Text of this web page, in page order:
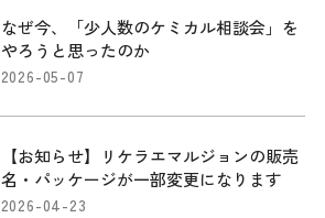
なぜ今、「少人数のケミカル相談会」を
やろうと思ったのか
2026-05-07
【お知らせ】リケラエマルジョンの販売
名・パッケージが一部変更になります
2026-04-23